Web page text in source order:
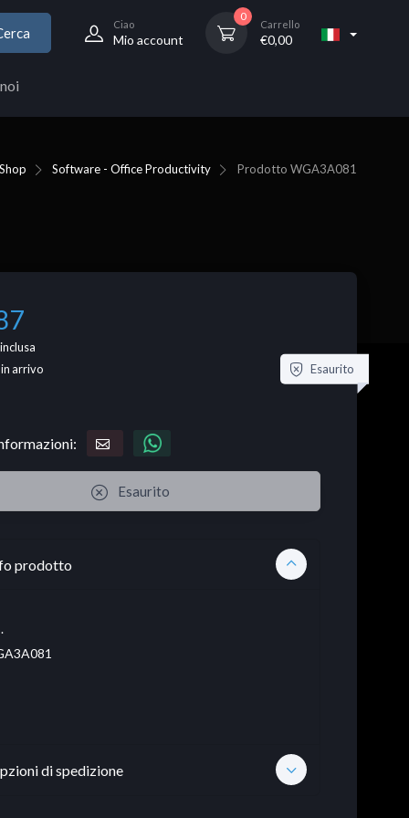
Ciao
Mio account
0
Carrello
€0,00
Software - Office Productivity Prodotto WGA3A081
arrivo
Esaurito
Esaurito
prodotto
di spedizione